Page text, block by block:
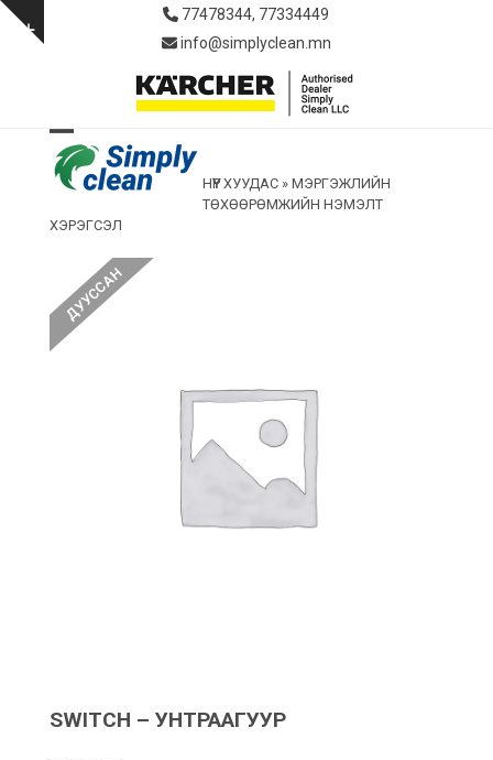
Skip
Show
77478344, 77334449
info@simplyclean.mn
Open
mobile
menu
Close
mobile
menu
НҮҮР ХУУДАС» МЭРГЭЖЛИЙН
ТӨХӨӨРӨМЖИЙН НЭМЭЛТ
ХЭРЭГСЭЛ
ДУУССАН
SWITCH – УНТРААГУУР